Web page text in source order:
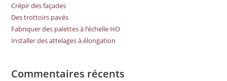
Crépir des façades
Des trottoirs pavés
Fabriquer des palettes à l’échelle HO
Installer des attelages à élongation
Commentaires récents